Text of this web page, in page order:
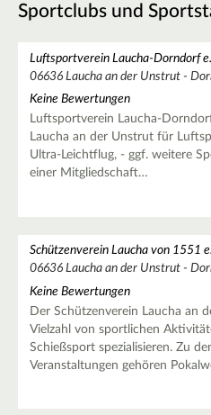
Sportclubs und
Luftsportverein Laucha-Dorndorf
06636 Laucha an der Unstrut -
Keine Bewertungen
Luftsportverein Laucha-
Laucha an der Unstrut für
Ultra-Leichtflug, - ggf. weitere
einer Mitgliedschaft…
Schützenverein Laucha von 1551
06636 Laucha an der Unstrut -
Keine Bewertungen
Der Schützenverein Laucha an
Vielzahl von sportlichen
Schießsport spezialisieren. Zu
Veranstaltungen gehören